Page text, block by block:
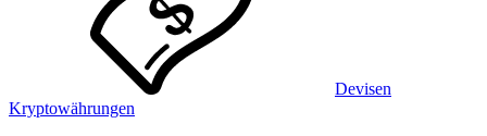
Devisen
Kryptowährungen